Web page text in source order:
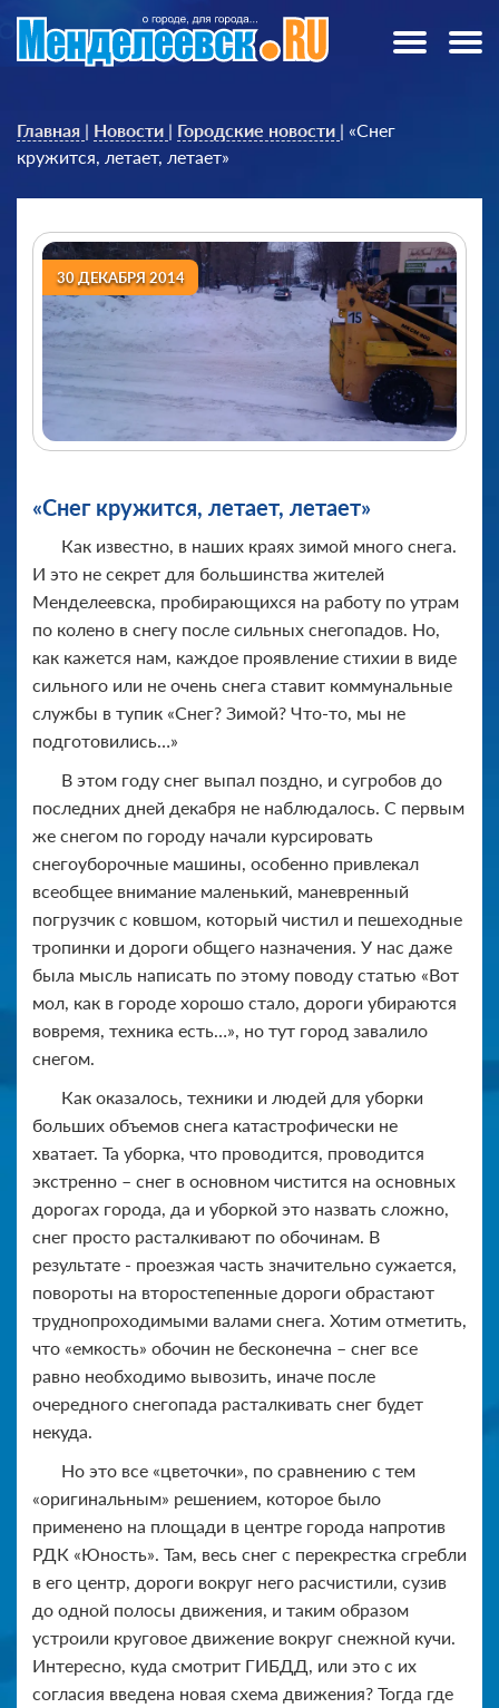
Главная | Новости | Городские новости | «Снег
кружится, летает, летает»
30 ДЕКАБРЯ 2014
«Снег кружится, летает, летает»
Как известно, в наших краях зимой много снега.
И это не секрет для большинства жителей
Менделеевска, пробирающихся на работу по утрам
по колено в снегу после сильных снегопадов. Но,
как кажется нам, каждое проявление стихии в виде
сильного или не очень снега ставит коммунальные
службы в тупик «Снег? Зимой? Что-то, мы не
подготовились…»
В этом году снег выпал поздно, и сугробов до
последних дней декабря не наблюдалось. С первым
же снегом по городу начали курсировать
снегоуборочные машины, особенно привлекал
всеобщее внимание маленький, маневренный
погрузчик с ковшом, который чистил и пешеходные
тропинки и дороги общего назначения. У нас даже
была мысль написать по этому поводу статью «Вот
мол, как в городе хорошо стало, дороги убираются
вовремя, техника есть…», но тут город завалило
снегом.
Как оказалось, техники и людей для уборки
больших объемов снега катастрофически не
хватает. Та уборка, что проводится, проводится
экстренно – снег в основном чистится на основных
дорогах города, да и уборкой это назвать сложно,
снег просто расталкивают по обочинам. В
результате - проезжая часть значительно сужается,
повороты на второстепенные дороги обрастают
труднопроходимыми валами снега. Хотим отметить,
что «емкость» обочин не бесконечна – снег все
равно необходимо вывозить, иначе после
очередного снегопада расталкивать снег будет
некуда.
Но это все «цветочки», по сравнению с тем
«оригинальным» решением, которое было
применено на площади в центре города напротив
РДК «Юность». Там, весь снег с перекрестка сгребли
в его центр, дороги вокруг него расчистили, сузив
до одной полосы движения, и таким образом
устроили круговое движение вокруг снежной кучи.
Интересно, куда смотрит ГИБДД, или это с их
согласия введена новая схема движения? Тогда где